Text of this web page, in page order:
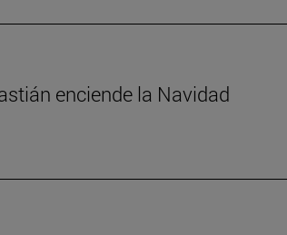
enciende la Navidad